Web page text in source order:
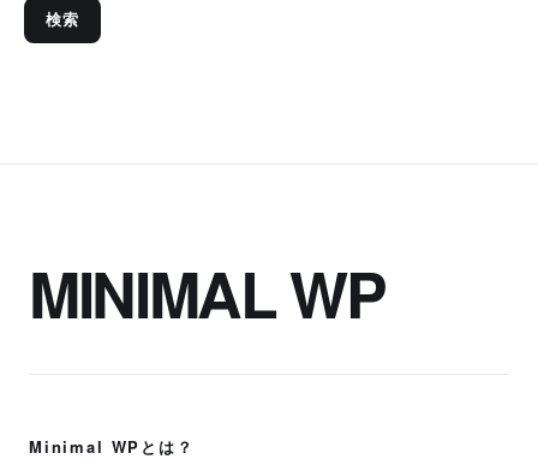
検索
MINIMAL WP
Minimal WPとは？